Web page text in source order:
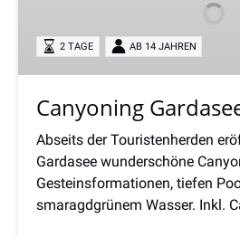
2 TAGE AB 14 JAHREN
Canyoning
Abseits der Touristenherden
Gardasee wunderschöne
Gesteinsformationen, tiefen
smaragdgrünem Wasser. Inkl.